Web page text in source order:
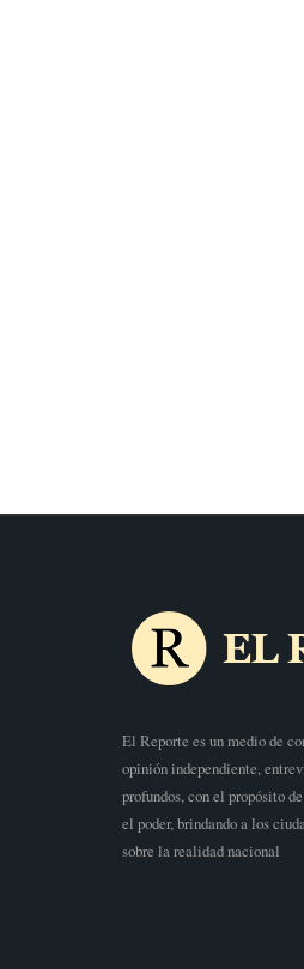
El Reporte es un medio de
opinión independiente,
profundos, con el propósito
el poder, brindando a los
sobre la realidad nacional